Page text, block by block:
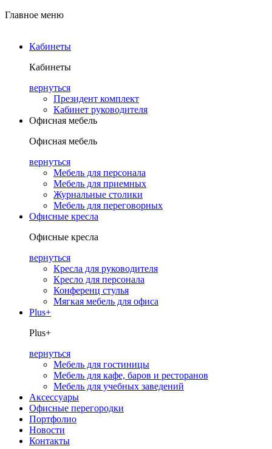
Главное меню
Кабинеты
Кабинеты
вернуться
Президент комплект
Кабинет руководителя
Офисная мебель
Офисная мебель
вернуться
Мебель для персонала
Мебель для приемных
Журнальные столики
Мебель для переговорных
Офисные кресла
Офисные кресла
вернуться
Кресла для руководителя
Кресло для персонала
Конференц стулья
Мягкая мебель для офиса
Plus+
Plus+
вернуться
Мебель для гостиницы
Мебель для кафе, баров и ресторанов
Мебель для учебных заведений
Аксессуары
Офисные перегородки
Портфолио
Новости
Контакты